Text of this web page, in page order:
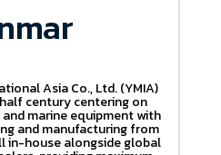
Asia Co., Ltd. (YMIA)
century centering on
marine equipment with
and manufacturing from
in-house alongside global